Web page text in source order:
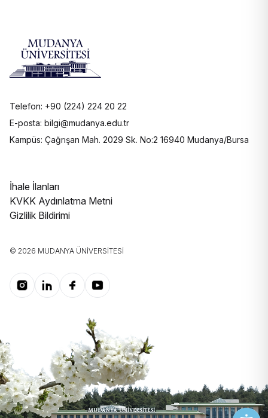
Telefon: +90 (224) 224 20 22
E-posta: bilgi@mudanya.edu.tr
Kampüs: Çağrışan Mah. 2029 Sk. No:2 16940 Mudanya/Bursa
İhale İlanları
KVKK Aydınlatma Metni
Gizlilik Bildirimi
© 2026 MUDANYA ÜNIVERSITESI